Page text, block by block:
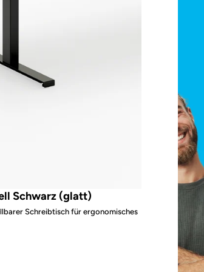
Schwarz (glatt)
Schreibtisch für ergonomisches